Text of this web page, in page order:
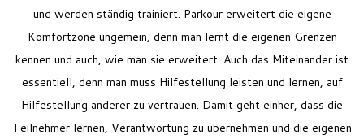
und werden ständig trainiert. Parkour erweitert die eigene
Komfortzone ungemein, denn man lernt die eigenen Grenzen
kennen und auch, wie man sie erweitert. Auch das Miteinander ist
essentiell, denn man muss Hilfestellung leisten und lernen, auf
Hilfestellung anderer zu vertrauen. Damit geht einher, dass die
Teilnehmer lernen, Verantwortung zu übernehmen und die eigenen